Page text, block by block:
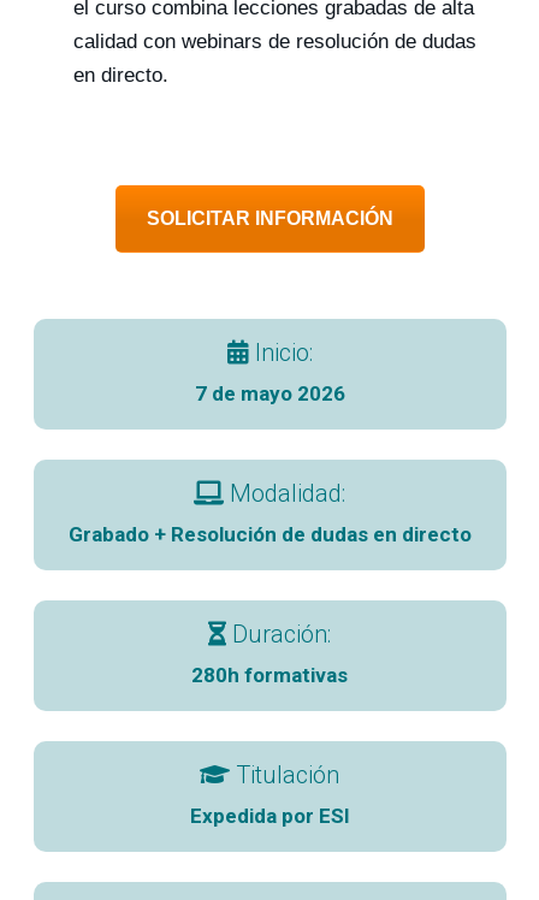
el curso combina lecciones grabadas de alta
calidad con webinars de resolución de dudas
en directo.
SOLICITAR INFORMACIÓN
Inicio:
7 de mayo 2026
Modalidad:
Grabado + Resolución de dudas en directo
Duración:
280h formativas
Titulación
Expedida por ESI